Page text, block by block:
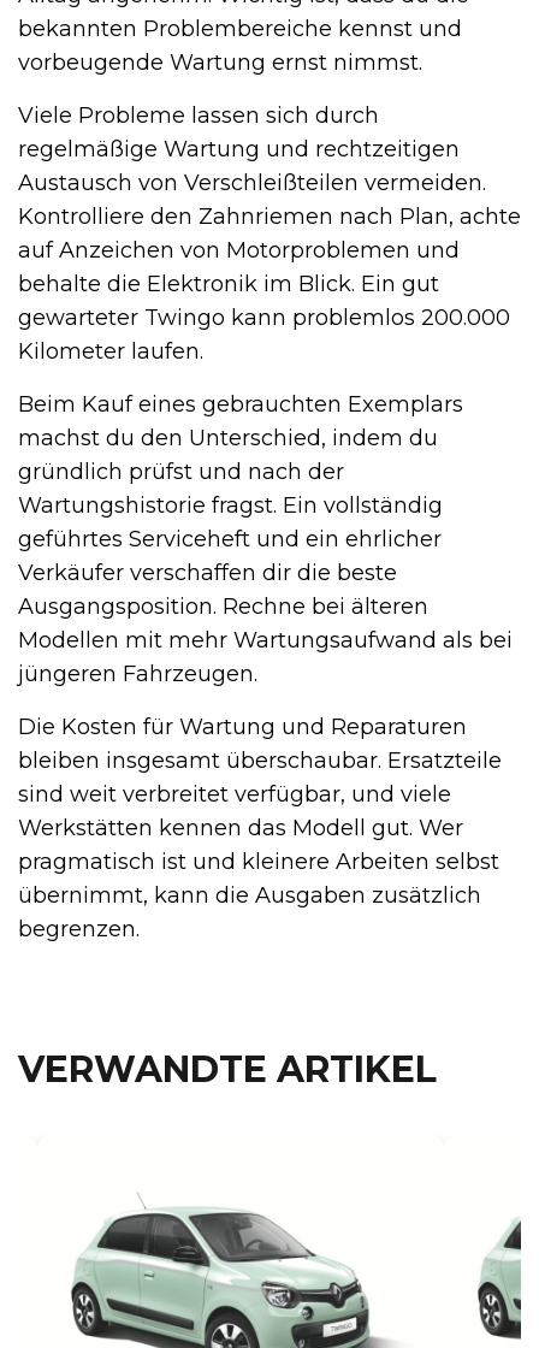
bekannten Problembereiche kennst und
vorbeugende Wartung ernst nimmst.
Viele Probleme lassen sich durch
regelmäßige Wartung und rechtzeitigen
Austausch von Verschleißteilen vermeiden.
Kontrolliere den Zahnriemen nach Plan, achte
auf Anzeichen von Motorproblemen und
behalte die Elektronik im Blick. Ein gut
gewarteter Twingo kann problemlos 200.000
Kilometer laufen.
Beim Kauf eines gebrauchten Exemplars
machst du den Unterschied, indem du
gründlich prüfst und nach der
Wartungshistorie fragst. Ein vollständig
geführtes Serviceheft und ein ehrlicher
Verkäufer verschaffen dir die beste
Ausgangsposition. Rechne bei älteren
Modellen mit mehr Wartungsaufwand als bei
jüngeren Fahrzeugen.
Die Kosten für Wartung und Reparaturen
bleiben insgesamt überschaubar. Ersatzteile
sind weit verbreitet verfügbar, und viele
Werkstätten kennen das Modell gut. Wer
pragmatisch ist und kleinere Arbeiten selbst
übernimmt, kann die Ausgaben zusätzlich
begrenzen.
VERWANDTE ARTIKEL